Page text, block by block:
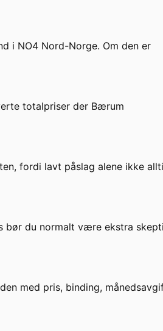
i NO4 Nord-Norge. Om den er
totalpriser der Bærum
fordi lavt påslag alene ikke
bør du normalt være ekstra
med pris, binding,